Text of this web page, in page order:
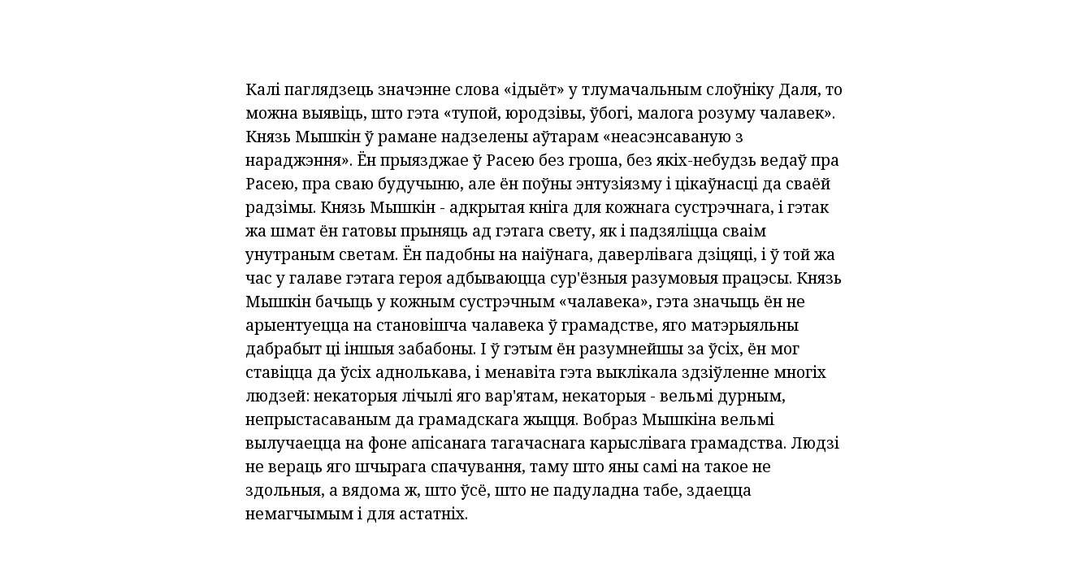
Калі паглядзець значэнне слова «ідыёт» у тлумачальным слоўніку Даля, то
можна выявіць, што гэта «тупой, юродзівы, ўбогі, малога розуму чалавек».
Князь Мышкін ў рамане надзелены аўтарам «неасэнсаваную з
нараджэння». Ён прыязджае ў Расею без гроша, без якіх-небудзь ведаў пра
Расею, пра сваю будучыню, але ён поўны энтузіязму і цікаўнасці да сваёй
радзімы. Князь Мышкін - адкрытая кніга для кожнага сустрэчнага, і гэтак
жа шмат ён гатовы прыняць ад гэтага свету, як і падзяліцца сваім
унутраным светам. Ён падобны на наіўнага, даверлівага дзіцяці, і ў той жа
час у галаве гэтага героя адбываюцца сур'ёзныя разумовыя працэсы. Князь
Мышкін бачыць у кожным сустрэчным «чалавека», гэта значыць ён не
арыентуецца на становішча чалавека ў грамадстве, яго матэрыяльны
дабрабыт ці іншыя забабоны. І ў гэтым ён разумнейшы за ўсіх, ён мог
ставіцца да ўсіх аднолькава, і менавіта гэта выклікала здзіўленне многіх
людзей: некаторыя лічылі яго вар'ятам, некаторыя - вельмі дурным,
непрыстасаваным да грамадскага жыцця. Вобраз Мышкіна вельмі
вылучаецца на фоне апісанага тагачаснага карыслівага грамадства. Людзі
не вераць яго шчырага спачування, таму што яны самі на такое не
здольныя, а вядома ж, што ўсё, што не падуладна табе, здаецца
немагчымым і для астатніх.